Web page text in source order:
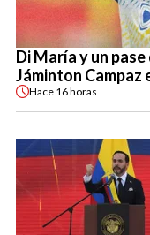
Di María y un
Jáminton Campaz
Hace 16 horas